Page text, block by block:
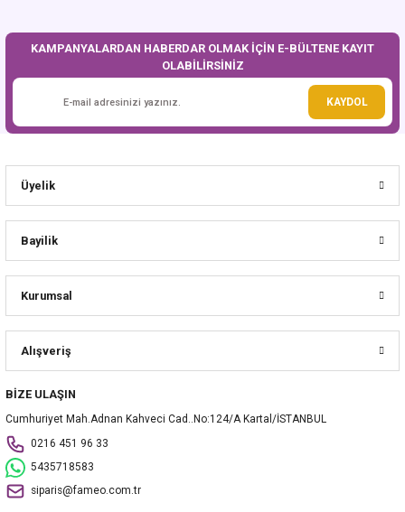
KAMPANYALARDAN HABERDAR OLMAK İÇİN E-BÜLTENE KAYIT
OLABİLİRSİNİZ
KAYDOL
Üyelik
Bayilik
Kurumsal
Alışveriş
BİZE ULAŞIN
Cumhuriyet Mah.Adnan Kahveci Cad..No:124/A Kartal/İSTANBUL
0216 451 96 33
5435718583
siparis@fameo.com.tr